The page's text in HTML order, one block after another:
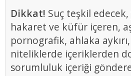
Dikkat! Suç teşkil
hakaret ve küfür içeren,
pornografik, ahlaka
niteliklerde içeriklerden
sorumluluk içeriği